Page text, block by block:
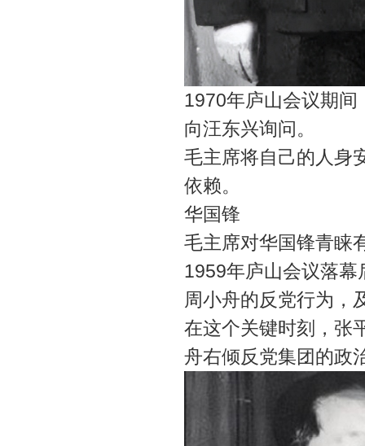
1970年庐山会议期
向汪东兴询问。
毛主席将自己的人身
依赖。
华国锋
毛主席对华国锋青睐
1959年庐山会议落
周小舟的反党行为，
在这个关键时刻，张
舟右倾反党集团的政